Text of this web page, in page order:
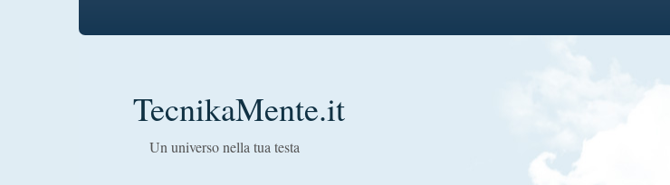
TecnikaMente.it
Un universo nella tua testa